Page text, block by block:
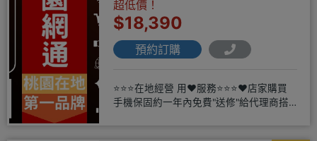
超低價！
$18,390
預約訂購
⭐⭐⭐在地經營 用❤️服務⭐⭐⭐❤️店家購買
手機保固約一年內免費"送修"給代理商搭